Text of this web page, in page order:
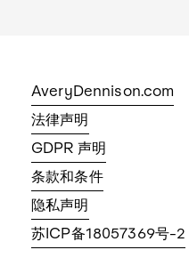
AveryDennison.com
法律声明
GDPR 声明
条款和条件
隐私声明
苏ICP备18057369号-2